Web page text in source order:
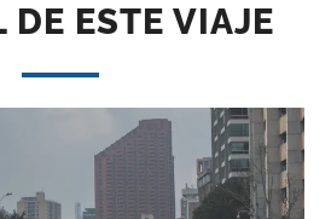
DE ESTE VIAJE